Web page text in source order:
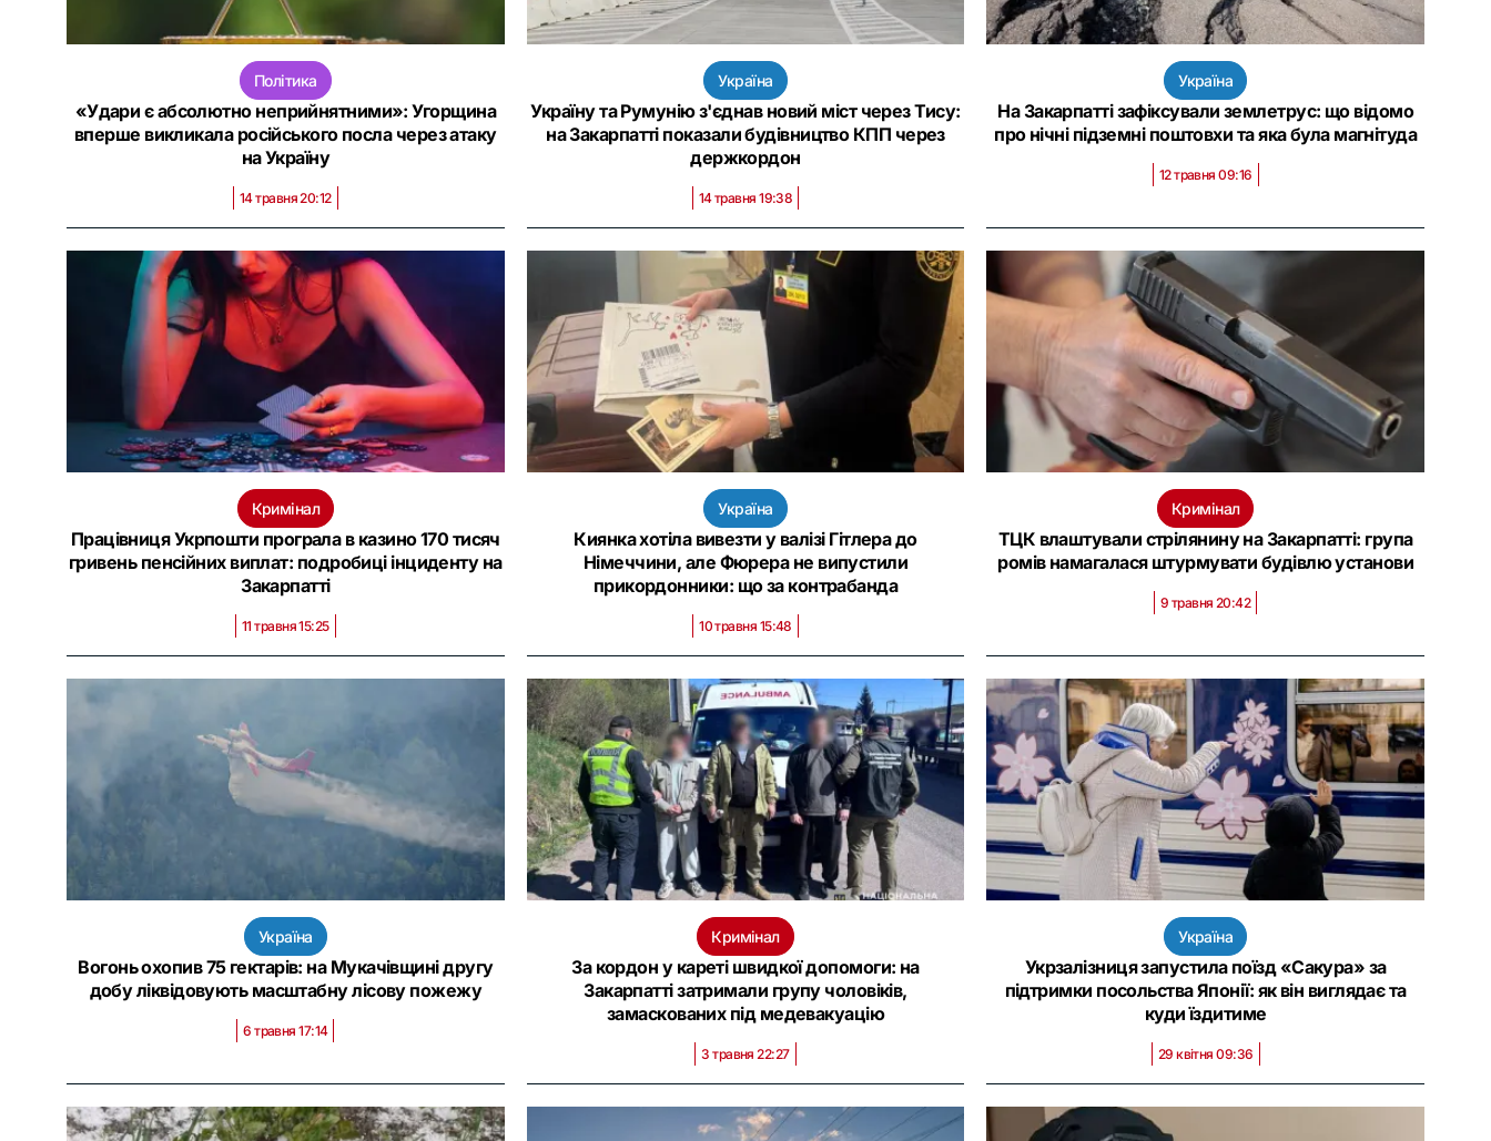
Політика
«Удари є абсолютно неприйнятними»: Угорщина
вперше викликала російського посла через атаку
на Україну
14 травня 20:12
Україна
Україну та Румунію з'єднав новий міст через Тису:
на Закарпатті показали будівництво КПП через
держкордон
14 травня 19:38
Україна
На Закарпатті зафіксували землетрус: що відомо
про нічні підземні поштовхи та яка була магнітуда
12 травня 09:16
Кримінал
Працівниця Укрпошти програла в казино 170 тисяч
гривень пенсійних виплат: подробиці інциденту на
Закарпатті
11 травня 15:25
Україна
Киянка хотіла вивезти у валізі Гітлера до
Німеччини, але Фюрера не випустили
прикордонники: що за контрабанда
10 травня 15:48
Кримінал
ТЦК влаштували стрілянину на Закарпатті: група
ромів намагалася штурмувати будівлю установи
9 травня 20:42
Україна
Вогонь охопив 75 гектарів: на Мукачівщині другу
добу ліквідовують масштабну лісову пожежу
6 травня 17:14
Кримінал
За кордон у кареті швидкої допомоги: на
Закарпатті затримали групу чоловіків,
замаскованих під медевакуацію
3 травня 22:27
Україна
Укрзалізниця запустила поїзд «Сакура» за
підтримки посольства Японії: як він виглядає та
куди їздитиме
29 квітня 09:36